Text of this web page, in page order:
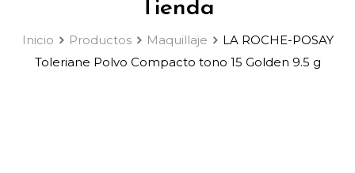
Tienda
Inicio Productos Maquillaje
LA ROCHE-POSAY
Toleriane Polvo Compacto tono 15 Golden 9.5 g